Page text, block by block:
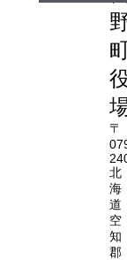
〒
北
海
道
空
知
郡